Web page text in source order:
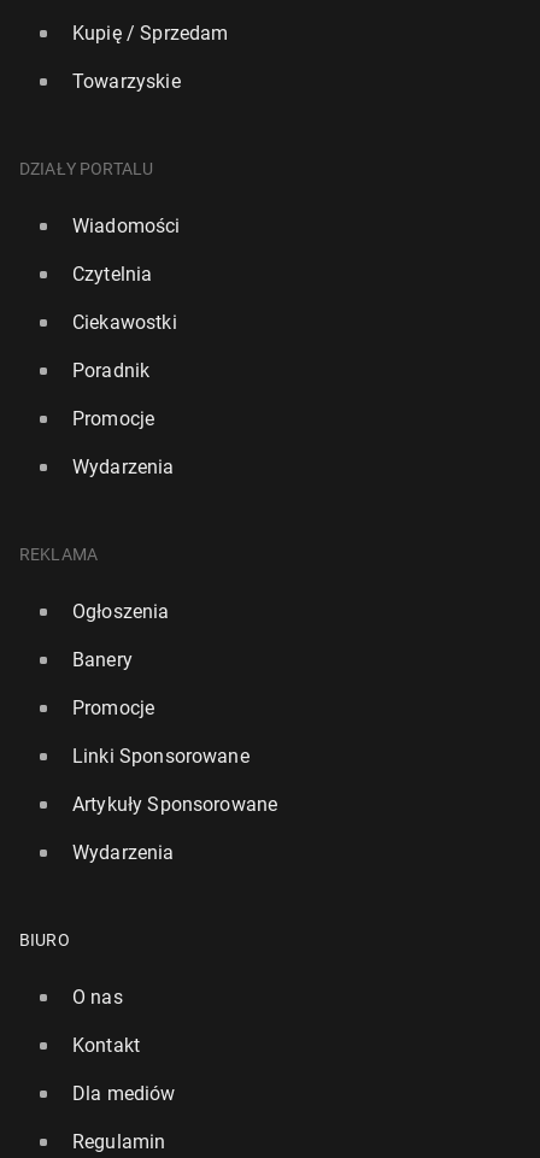
Kupię / Sprzedam
Towarzyskie
DZIAŁY PORTALU
Wiadomości
Czytelnia
Ciekawostki
Poradnik
Promocje
Wydarzenia
REKLAMA
Ogłoszenia
Banery
Promocje
Linki Sponsorowane
Artykuły Sponsorowane
Wydarzenia
BIURO
O nas
Kontakt
Dla mediów
Regulamin